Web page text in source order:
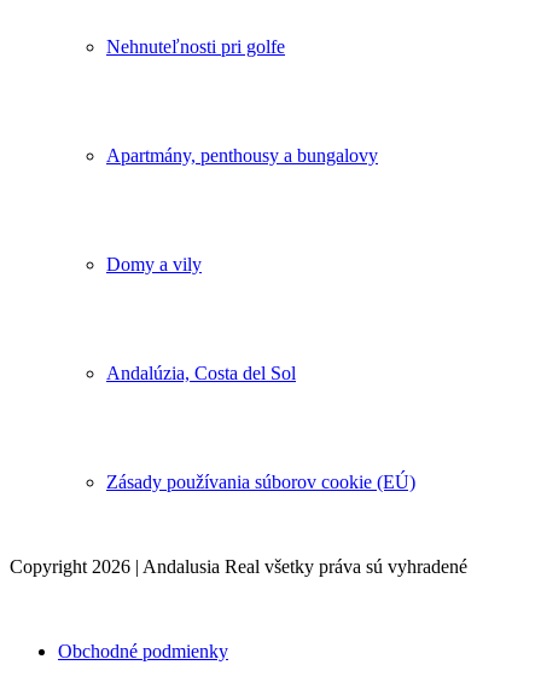
Nehnuteľnosti pri golfe
Apartmány, penthousy a bungalovy
Domy a vily
Andalúzia, Costa del Sol
Zásady používania súborov cookie (EÚ)
Copyright 2026 | Andalusia Real všetky práva sú vyhradené
Obchodné podmienky